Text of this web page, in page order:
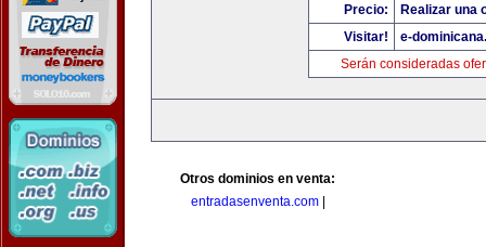
Precio:
Realizar una
Visitar!
e-
Serán consideradas
Otros dominios en venta:
entradasenventa.com|